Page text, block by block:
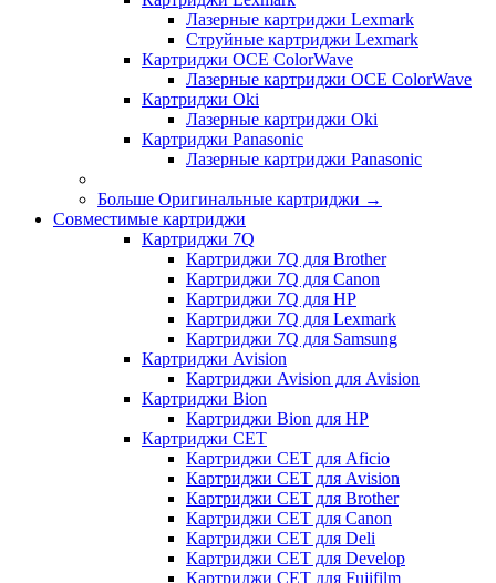
Лазерные картриджи Lexmark
Струйные картриджи Lexmark
Картриджи OCE ColorWave
Лазерные картриджи OCE ColorWave
Картриджи Oki
Лазерные картриджи Oki
Картриджи Panasonic
Лазерные картриджи Panasonic
Больше Оригинальные картриджи →
Совместимые картриджи
Картриджи 7Q
Картриджи 7Q для Brother
Картриджи 7Q для Canon
Картриджи 7Q для HP
Картриджи 7Q для Lexmark
Картриджи 7Q для Samsung
Картриджи Avision
Картриджи Avision для Avision
Картриджи Bion
Картриджи Bion для HP
Картриджи CET
Картриджи CET для Aficio
Картриджи CET для Avision
Картриджи CET для Brother
Картриджи CET для Canon
Картриджи CET для Deli
Картриджи CET для Develop
Картриджи CET для Fujifilm